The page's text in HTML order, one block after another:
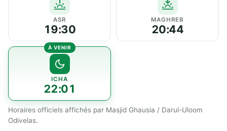
ASR
19:30
MAGHREB
20:44
ICHA
22:01
Horaires officiels affichés par Masjid Ghausia / Darul-Uloom
Odivelas.